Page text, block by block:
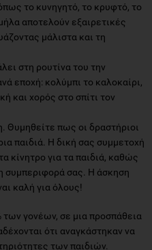
το κυνηγητό, το κρυφτό, το
αποτελούν εξαιρετικές
μάλιστα και τη
στη ρουτίνα του την
εποχή: κολύμπι το καλοκαίρι,
και χορός στο σπίτι τον
Θυμηθείτε πως οι δραστήριοι
παιδιά. Η δική σας συμμετοχή
κίνητρο για τα παιδιά, καθώς
συμπεριφορά σας. Η άσκηση
καλή για όλους!
των γονέων, σε μια προσπάθεια
ότι αναγκάστηκαν να
των παιδιών.